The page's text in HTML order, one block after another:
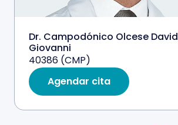
Dr. Campodónico Olcese David
Giovanni
40386 (CMP)
Agendar cita